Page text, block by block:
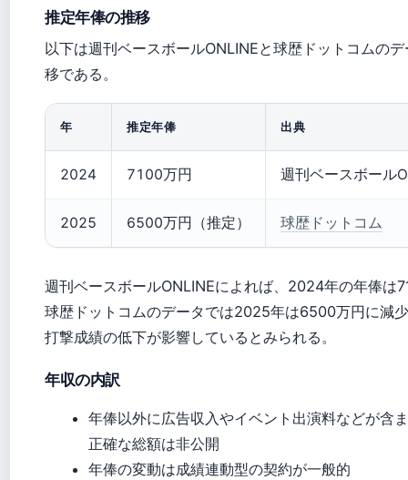
推定年俸の推移
以下は週刊ベースボールONLINEと球歴ドットコムの
移である。
年 推定年俸 出典
2024 7100万円 週刊ベースボール
2025 6500万円（推定） 球歴ドットコム
週刊ベースボールONLINEによれば、2024年の年俸は
球歴ドットコムのデータでは2025年は6500万円に減
打撃成績の低下が影響しているとみられる。
年収の内訳
年俸以外に広告収入やイベント出演料などが含
正確な総額は非公開
年俸の変動は成績連動型の契約が一般的